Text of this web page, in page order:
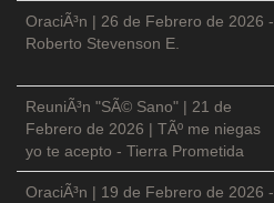
OraciÃ³n | 26 de Febrero de 2026 -
Roberto Stevenson E.
ReuniÃ³n "SÃ© Sano" | 21 de
Febrero de 2026 | TÃº me niegas
yo te acepto - Tierra Prometida
OraciÃ³n | 19 de Febrero de 2026 -